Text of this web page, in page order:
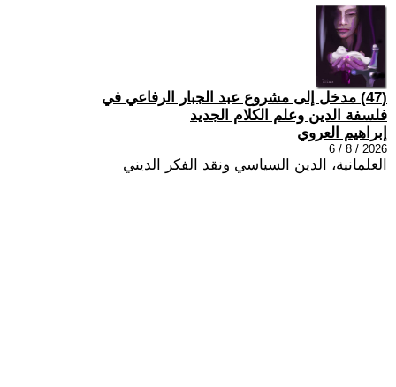
(47) مدخل إلى مشروع عبد الجبار الرفاعي في
فلسفة الدين وعلم الكلام الجديد
إبراهيم العروي
2026 / 8 / 6
العلمانية، الدين السياسي ونقد الفكر الديني